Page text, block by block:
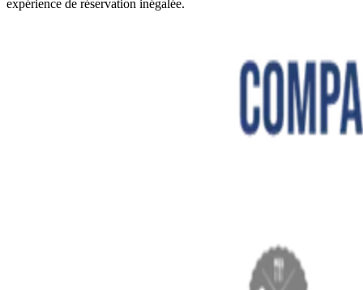
expérience de réservation inégalée.